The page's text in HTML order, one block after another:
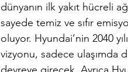
dünyanın ilk yakıt hücreli
sayede temiz ve sıfır
oluyor. Hyundai’nin 2040
vizyonu, sadece ulaşımda